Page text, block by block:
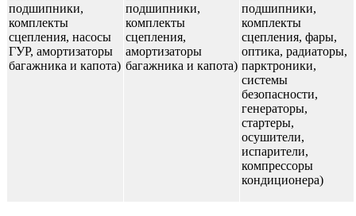
подшипники,
комплекты
сцепления, насосы
ГУР, амортизаторы
багажника и капота)
подшипники,
комплекты
сцепления,
амортизаторы
багажника и капота)
подшипники,
комплекты
сцепления, фары,
оптика, радиаторы,
парктроники,
системы
безопасности,
генераторы,
стартеры,
осушители,
испарители,
компрессоры
кондиционера)